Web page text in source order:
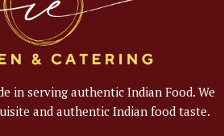
in serving authentic Indian Food. We
and authentic Indian food taste.